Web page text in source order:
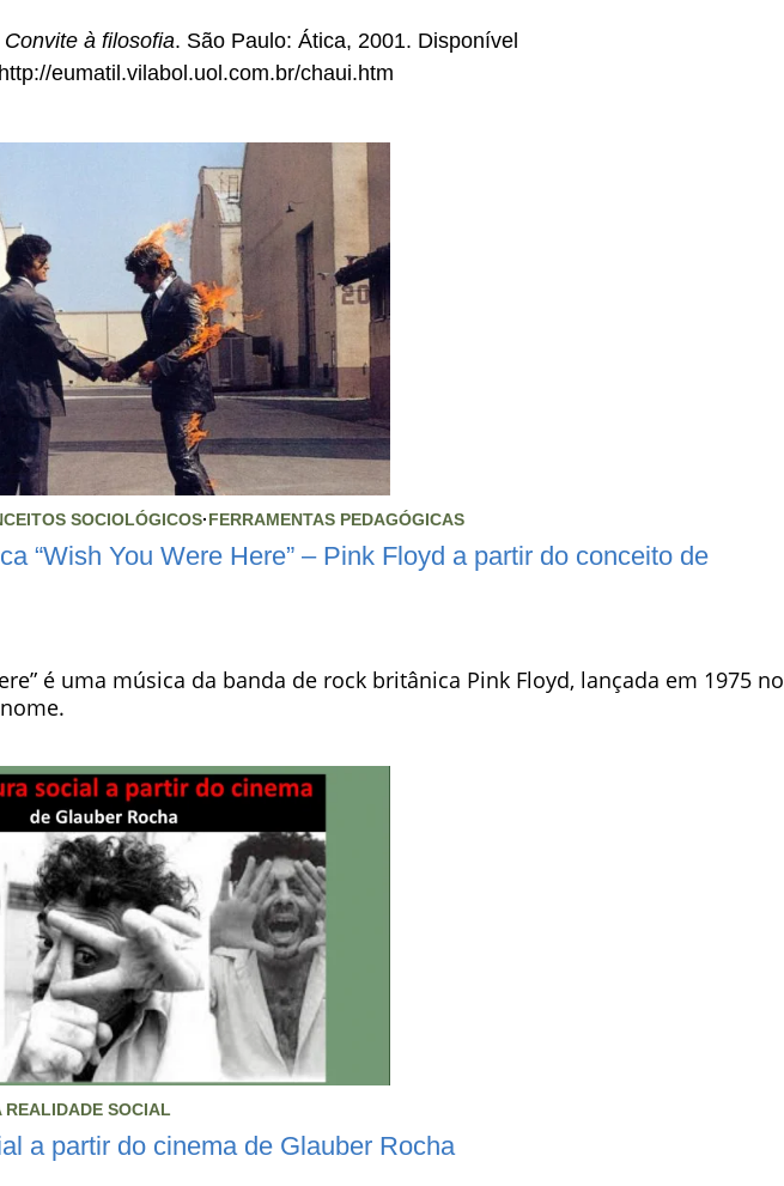
Convite à filosofia. São Paulo: Ática, 2001. Disponível
eumatil.vilabol.uol.com.br/chaui.htm
SOCIOLÓGICOS·FERRAMENTAS PEDAGÓGICAS
“Wish You Were Here” – Pink Floyd a partir do conceito de
é uma música da banda de rock britânica Pink Floyd, lançada em 1975 no
REALIDADE SOCIAL
a partir do cinema de Glauber Rocha